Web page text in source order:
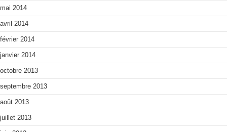
mai 2014
avril 2014
février 2014
janvier 2014
octobre 2013
septembre 2013
août 2013
juillet 2013